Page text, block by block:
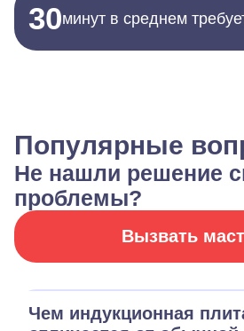
30минут в среднем
Популярные
Не нашли решение
проблемы?
Вызвать
Чем индукционная